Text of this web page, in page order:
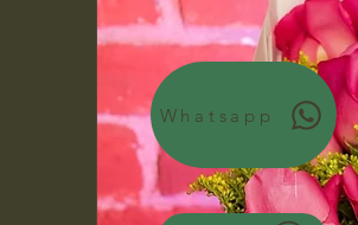
Whatsapp